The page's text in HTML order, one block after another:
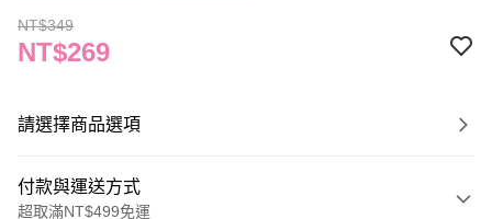
NT$349
NT$269
請選擇商品選項
付款與運送方式
超取滿NT$499免運